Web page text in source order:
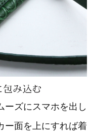
ーズにスマホを出し
ー面を上にすれば着